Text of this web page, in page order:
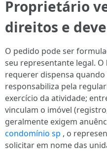
Proprietário
direitos e
O pedido pode ser
seu representante legal. O
requerer dispensa
responsabiliza pela
exercício da atividade;
vinculam o imóvel
geralmente exigem
condomínio sp , o
solicitar em nome das